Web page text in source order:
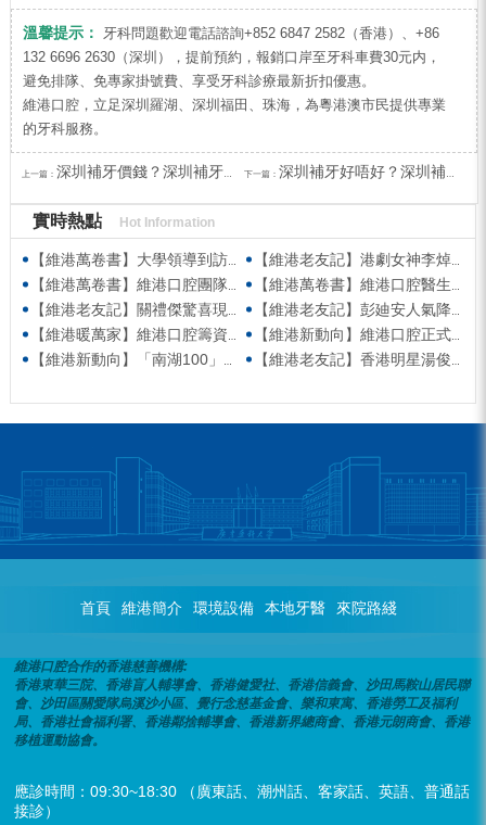
溫馨提示：
牙科問題歡迎電話諮詢+852 6847 2582（香港）、+86
132 6696 2630（深圳），提前預約，報銷口岸至牙科車費30元内，
避免排隊、免專家掛號費、享受牙科診療最新折扣優惠。
維港口腔，立足深圳羅湖、深圳福田、珠海，為粵港澳市民提供專業
的牙科服務。
上一篇： 深圳補牙價錢？深圳補牙可以一日完成嗎？ 下一篇： 深圳補牙好唔好？深圳補牙幾錢一隻？
實時熱點 Hot Information
【維港萬卷書】大學領導到訪維港口腔參觀交流 高度讚賞院感消毒與規範化管理
【維港老友記】港劇女神李焯寧現身維港口腔擔任一日店長，分享護牙心得
【維港萬卷書】維港口腔團隊走進香港書展 感受閱讀力量拓寬專業視野
【維港萬卷書】維港口腔醫生團隊受邀參與美國登士柏西諾德專題研討 聚焦無牙頜種植修復前沿策略
【維港老友記】關禮傑驚喜現身維港口腔出任明星一日CEO 即場演繹同分享經驗！
【維港老友記】彭廸安人氣降臨維港口腔任明星一日店長 勁歌熱舞快閃表演點燃全場！
【維港暖萬家】維港口腔籌資捐款援助廣西洪澇災區 攜手香港廣西南寧同鄉會共獻愛心
【維港新動向】維港口腔正式獲聘為「羅湖區社會醫療機構行業協會監事單位」
【維港新動向】「南湖100」品牌發佈會 維港口腔獲評「突出貢獻企業」殊榮
【維港老友記】香港明星湯俊明驚喜現身維港口腔 擔任明星一日店長！
首頁 維港簡介 環境設備 本地牙醫 來院路綫
維港口腔合作的香港慈善機構:
香港東華三院、香港盲人輔導會、香港健愛社、香港信義會、沙田馬鞍山居民聯
會、沙田區關愛隊烏溪沙小區、覺行念慈基金會、樂和東寓、香港勞工及福利
局、香港社會福利署、香港鄰捨輔導會、香港新界總商會、香港元朗商會、香港
移植運動協會。
應診時間：09:30~18:30 （廣東話、潮州話、客家話、英語、普通話
接診）